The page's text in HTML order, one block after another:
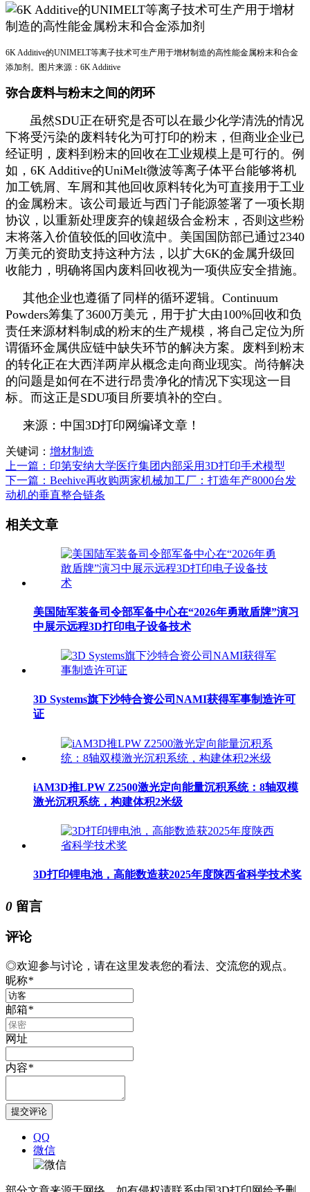
6K Additive的UNIMELT等离子技术可生产用于增材制造的高性能金属粉末和合金
添加剂。图片来源：6K Additive
弥合废料与粉末之间的闭环
虽然SDU正在研究是否可以在最少化学清洗的情况
下将受污染的废料转化为可打印的粉末，但商业企业已
经证明，废料到粉末的回收在工业规模上是可行的。例
如，6K Additive的UniMelt微波等离子体平台能够将机
加工铣屑、车屑和其他回收原料转化为可直接用于工业
的金属粉末。该公司最近与西门子能源签署了一项长期
协议，以重新处理废弃的镍超级合金粉末，否则这些粉
末将落入价值较低的回收流中。美国国防部已通过2340
万美元的资助支持这种方法，以扩大6K的金属升级回
收能力，明确将国内废料回收视为一项供应安全措施。
其他企业也遵循了同样的循环逻辑。Continuum
Powders筹集了3600万美元，用于扩大由100%回收和负
责任来源材料制成的粉末的生产规模，将自己定位为所
谓循环金属供应链中缺失环节的解决方案。废料到粉末
的转化正在大西洋两岸从概念走向商业现实。尚待解决
的问题是如何在不进行昂贵净化的情况下实现这一目
标。而这正是SDU项目所要填补的空白。
来源：中国3D打印网编译文章！
关键词： 增材制造
上一篇：印第安纳大学医疗集团内部采用3D打印手术模型
下一篇：Beehive再收购两家机械加工厂：打造年产8000台发
动机的垂直整合链条
相关文章
美国陆军装备司令部军备中心在“2026年勇敢盾牌”演习
中展示远程3D打印电子设备技术
3D Systems旗下沙特合资公司NAMI获得军事制造许可
证
iAM3D推LPW Z2500激光定向能量沉积系统：8轴双模
激光沉积系统，构建体积2米级
3D打印锂电池，高能数造获2025年度陕西省科学技术奖
0 留言
评论
◎欢迎参与讨论，请在这里发表您的看法、交流您的观点。
昵称*
邮箱*
网址
内容*
QQ
微信